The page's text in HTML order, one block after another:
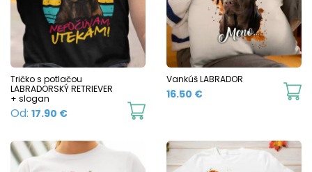
options
may
be
chosen
page
Tričko s potlačou
LABRADORSKÝ RETRIEVER
+ slogan
Od: 17.90 €
This
multiple
Vankúš LABRADOR
16.50 €